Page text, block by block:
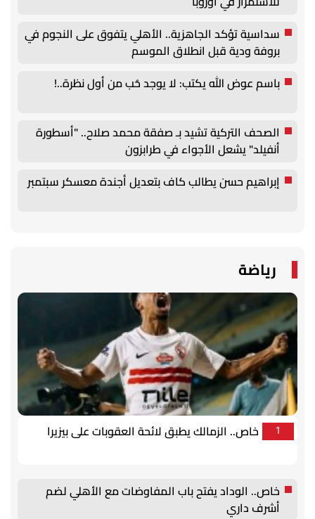
سداسية تؤكد الجاهزية.. الأهلي يتفوق على النجوم في
بروفة ودية قبل انطلاق الموسم
باسم عوض الله يكتب: لا يوجد حُب من أول نظرة..!
الصحف التركية تشيد بـ صفقة محمد صلاح.. "أسطورة
أنفيلد" يشعل الأجواء في طرابزون
إبراهيم حسن يطالب كاف بتعديل أجندة معسكر سبتمبر
رياضة
1 خاص.. الزمالك يطبق لائحة العقوبات على بيزيرا
خاص.. الوداد يفتح باب المفاوضات مع الأهلي لضم
أشرف داري